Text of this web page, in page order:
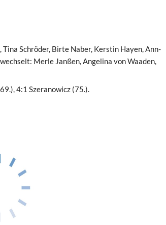
Schröder, Birte Naber, Kerstin Hayen, Ann-
Merle Janßen, Angelina von Waaden,
4:1 Szeranowicz (75.).